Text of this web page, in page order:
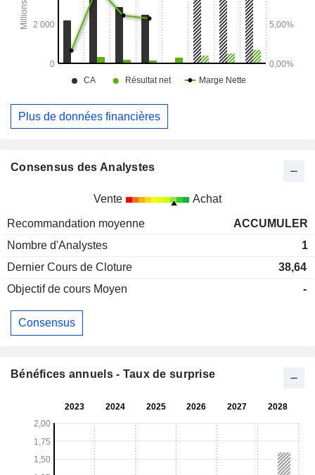
Plus de données financières
Consensus des Analystes
Vente Achat
Recommandation moyenne
ACCUMULER
Nombre d'Analystes
1
Dernier Cours de Cloture
38,64
Objectif de cours Moyen
-
Consensus
Bénéfices annuels - Taux de surprise